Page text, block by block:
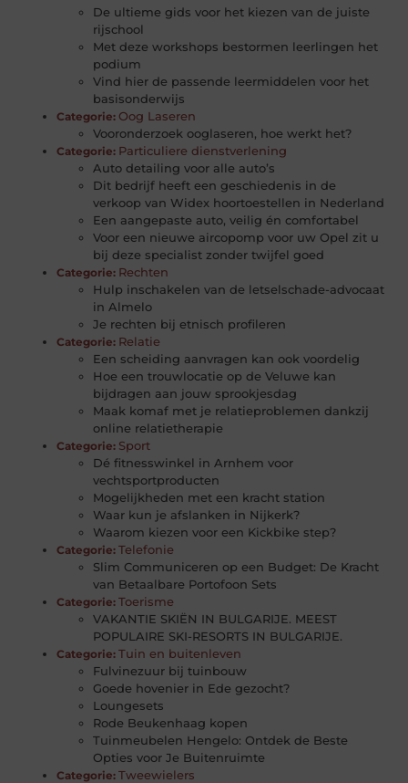
De ultieme gids voor het kiezen van de juiste
rijschool
Met deze workshops bestormen leerlingen het
podium
Vind hier de passende leermiddelen voor het
basisonderwijs
Categorie: Oog Laseren
Vooronderzoek ooglaseren, hoe werkt het?
Categorie: Particuliere dienstverlening
Auto detailing voor alle auto’s
Dit bedrijf heeft een geschiedenis in de
verkoop van Widex hoortoestellen in Nederland
Een aangepaste auto, veilig én comfortabel
Voor een nieuwe aircopomp voor uw Opel zit u
bij deze specialist zonder twijfel goed
Categorie: Rechten
Hulp inschakelen van de letselschade-advocaat
in Almelo
Je rechten bij etnisch profileren
Categorie: Relatie
Een scheiding aanvragen kan ook voordelig
Hoe een trouwlocatie op de Veluwe kan
bijdragen aan jouw sprookjesdag
Maak komaf met je relatieproblemen dankzij
online relatietherapie
Categorie: Sport
Dé fitnesswinkel in Arnhem voor
vechtsportproducten
Mogelijkheden met een kracht station
Waar kun je afslanken in Nijkerk?
Waarom kiezen voor een Kickbike step?
Categorie: Telefonie
Slim Communiceren op een Budget: De Kracht
van Betaalbare Portofoon Sets
Categorie: Toerisme
VAKANTIE SKIËN IN BULGARIJE. MEEST
POPULAIRE SKI-RESORTS IN BULGARIJE.
Categorie: Tuin en buitenleven
Fulvinezuur bij tuinbouw
Goede hovenier in Ede gezocht?
Loungesets
Rode Beukenhaag kopen
Tuinmeubelen Hengelo: Ontdek de Beste
Opties voor Je Buitenruimte
Categorie: Tweewielers